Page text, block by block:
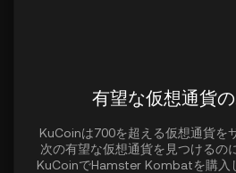
有望な仮想通貨
KuCoinは700を超える仮想通貨を
次の有望な仮想通貨を見つけるの
KuCoinでHamster Kombatを購入